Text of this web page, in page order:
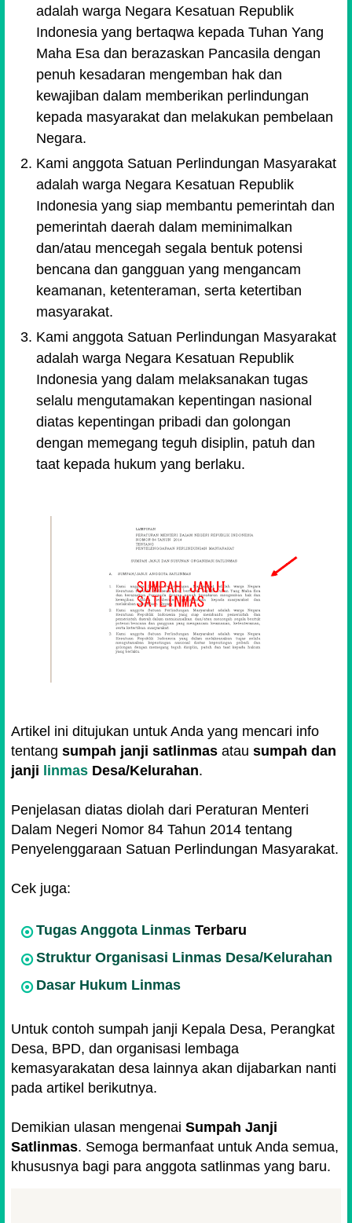
adalah warga Negara Kesatuan Republik
Indonesia yang bertaqwa kepada Tuhan Yang
Maha Esa dan berazaskan Pancasila dengan
penuh kesadaran mengemban hak dan
kewajiban dalam memberikan perlindungan
kepada masyarakat dan melakukan pembelaan
Negara.
Kami anggota Satuan Perlindungan Masyarakat
adalah warga Negara Kesatuan Republik
Indonesia yang siap membantu pemerintah dan
pemerintah daerah dalam meminimalkan
dan/atau mencegah segala bentuk potensi
bencana dan gangguan yang mengancam
keamanan, ketenteraman, serta ketertiban
masyarakat.
Kami anggota Satuan Perlindungan Masyarakat
adalah warga Negara Kesatuan Republik
Indonesia yang dalam melaksanakan tugas
selalu mengutamakan kepentingan nasional
diatas kepentingan pribadi dan golongan
dengan memegang teguh disiplin, patuh dan
taat kepada hukum yang berlaku.
Artikel ini ditujukan untuk Anda yang mencari info
tentang sumpah janji satlinmas atau sumpah dan
janji linmas Desa/Kelurahan.
Penjelasan diatas diolah dari Peraturan Menteri
Dalam Negeri Nomor 84 Tahun 2014 tentang
Penyelenggaraan Satuan Perlindungan Masyarakat.
Cek juga:
Tugas Anggota Linmas Terbaru
Struktur Organisasi Linmas Desa/Kelurahan
Dasar Hukum Linmas
Untuk contoh sumpah janji Kepala Desa, Perangkat
Desa, BPD, dan organisasi lembaga
kemasyarakatan desa lainnya akan dijabarkan nanti
pada artikel berikutnya.
Demikian ulasan mengenai Sumpah Janji
Satlinmas. Semoga bermanfaat untuk Anda semua,
khususnya bagi para anggota satlinmas yang baru.